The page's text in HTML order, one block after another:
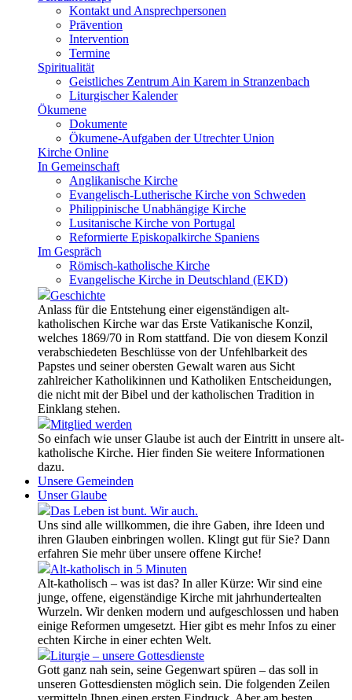
Kontakt und Ansprechpersonen
Prävention
Intervention
Termine
Spiritualität
Geistliches Zentrum Ain Karem in Stranzenbach
Liturgischer Kalender
Ökumene
Dokumente
Ökumene-Aufgaben der Utrechter Union
Kirche Online
In Gemeinschaft
Anglikanische Kirche
Evangelisch-Lutherische Kirche von Schweden
Philippinische Unabhängige Kirche
Lusitanische Kirche von Portugal
Reformierte Episkopalkirche Spaniens
Im Gespräch
Römisch-katholische Kirche
Evangelische Kirche in Deutschland (EKD)
Geschichte
Anlass für die Entstehung einer eigenständigen alt-
katholischen Kirche war das Erste Vatikanische Konzil,
welches 1869/70 in Rom stattfand. Die von diesem Konzil
verabschiedeten Beschlüsse von der Unfehlbarkeit des
Papstes und seiner obersten Gewalt waren aus Sicht
zahlreicher Katholikinnen und Katholiken Entscheidungen,
die nicht mit der Bibel und der katholischen Tradition in
Einklang stehen.
Mitglied werden
So einfach wie unser Glaube ist auch der Eintritt in unsere alt-
katholische Kirche. Hier finden Sie weitere Informationen
dazu.
Unsere Gemeinden
Unser Glaube
Das Leben ist bunt. Wir auch.
Uns sind alle willkommen, die ihre Gaben, ihre Ideen und
ihren Glauben einbringen wollen. Klingt gut für Sie? Dann
erfahren Sie mehr über unsere offene Kirche!
Alt-katholisch in 5 Minuten
Alt-katholisch – was ist das? In aller Kürze: Wir sind eine
junge, offene, eigenständige Kirche mit jahrhundertealten
Wurzeln. Wir denken modern und aufgeschlossen und haben
einige Reformen umgesetzt. Hier gibt es mehr Infos zu einer
echten Kirche in einer echten Welt.
Liturgie – unsere Gottesdienste
Gott ganz nah sein, seine Gegenwart spüren – das soll in
unseren Gottesdiensten möglich sein. Die folgenden Zeilen